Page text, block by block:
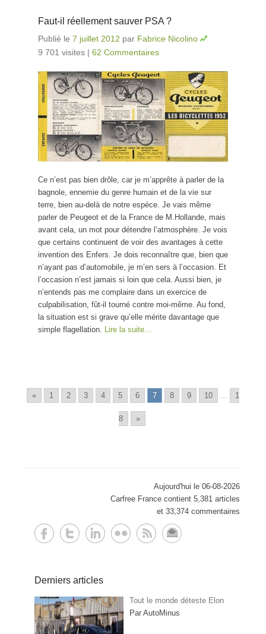
Faut-il réellement sauver PSA ?
Publié le 7 juillet 2012 par Fabrice Nicolino
9 701 visites | 62 Commentaires
Ce n’est pas bien drôle, car je m’apprête à parler de la
bagnole, ennemie du genre humain et de la vie sur
terre, bien au-delà de notre espèce. Je vais même
parler de Peugeot et de la France de M.Hollande, mais
avant cela, un mot pour détendre l’atmosphère. Je vois
que certains continuent de voir des avantages à cette
invention des Enfers. Je dois reconnaître que, bien que
n’ayant pas d’automobile, je m’en sers à l’occasion. Et
l’occasion n’est jamais si loin que cela. Aussi bien, je
n’entends pas me complaire dans un exercice de
culpabilisation, fût-il tourné contre moi-même. Au fond,
la situation est si grave qu’elle mérite davantage que
simple flagellation. Lire la suite…
« 1 2 3 4 5 6 7 8 9 10 ... 1
8 »
Aujourd'hui le 06-08-2026
Carfree France contient 5,381 articles
et 33,374 commentaires
Derniers articles
Tout le monde déteste Elon
Par AutoMinus